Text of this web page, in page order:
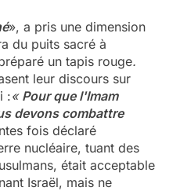
», a pris une dimension
du puits sacré à
un tapis rouge.
leur discours sur
:« Pour que l'Imam
devons combattre
fois déclaré
nucléaire, tuant des
était acceptable
Israël, mais ne